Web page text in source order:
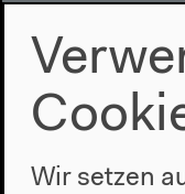
Das Programm
Wir setzen